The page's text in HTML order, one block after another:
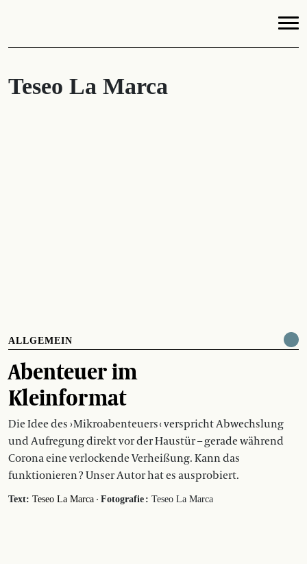
Teseo La Marca
ALLGEMEIN
Abenteuer im
Kleinformat
Die Idee des › Mikroabenteuers ‹ verspricht Abwechslung
und Aufregung direkt vor der Haustür – gerade während
Corona eine verlockende Verheißung. Kann das
funktionieren ? Unser Autor hat es ausprobiert.
Text: Teseo La Marca · Fotografie : Teseo La Marca